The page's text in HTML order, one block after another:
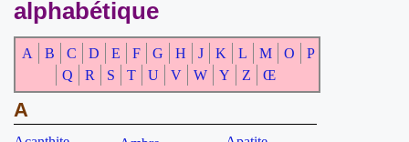
alphabétique
A B C D E F G H J K L M O
P
Q
R S T U V W Y Z Œ
A